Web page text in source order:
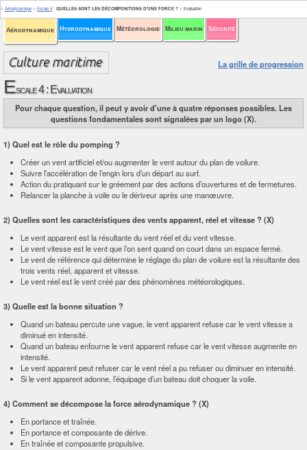
Aérodynamique Hydrodynamique Météorologie Milieu marin Sécurité
> Aérodynamique > Escale 4 : QUELLES SONT LES DÉCOMPOSITIONS D'UNE FORCE ? > Evaluation
La grille de progression
Escale 4 : Evaluation
Pour chaque question, il peut y avoir d'une à quatre réponses possibles. Les
questions fondamentales sont signalées par un logo (X).
1) Quel est le rôle du pomping ?
Créer un vent artificiel et/ou augmenter le vent autour du plan de voilure.
Suivre l’accélération de l’engin lors d’un départ au surf.
Action du pratiquant sur le gréement par des actions d’ouvertures et de fermetures.
Relancer la planche à voile ou le dériveur après une manœuvre.
2) Quelles sont les caractéristiques des vents apparent, réel et vitesse ? (X)
Le vent apparent est la résultante du vent réel et du vent vitesse.
Le vent vitesse est le vent que l’on sent quand on court dans un espace fermé.
Le vent de référence qui détermine le réglage du plan de voilure est la résultante des
trois vents réel, apparent et vitesse.
Le vent réel est le vent créé par des phénomènes météorologiques.
3) Quelle est la bonne situation ?
Quand un bateau percute une vague, le vent apparent refuse car le vent vitesse a
diminué en intensité.
Quand un bateau enfourne le vent apparent refuse car le vent vitesse augmente en
intensité.
Le vent apparent peut refuser car le vent réel a pu refuser ou diminuer en intensité.
Si le vent apparent adonne, l’équipage d’un bateau doit choquer la voile.
4) Comment se décompose la force aérodynamique ? (X)
En portance et traînée.
En portance et composante de dérive.
En traînée et composante propulsive.